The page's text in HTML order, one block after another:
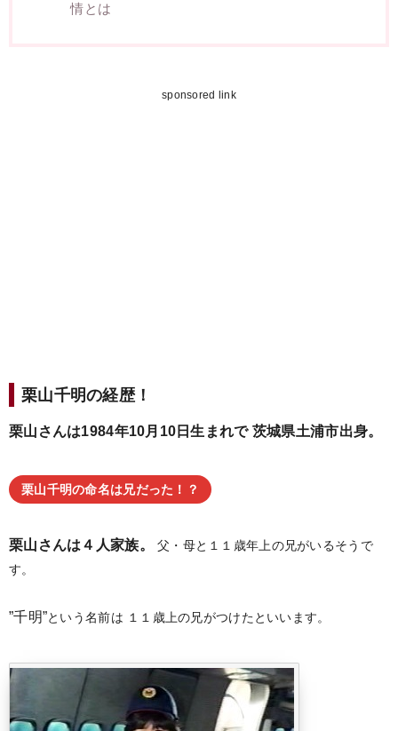
情とは
sponsored link
栗山千明の経歴！
栗山さんは1984年10月10日生まれで 茨城県土浦市出身。
栗山千明の命名は兄だった！？
栗山さんは４人家族。
父・母と１１歳年上の兄がいるそうで
す。
”千明”という名前は １１歳上の兄がつけたといいます。